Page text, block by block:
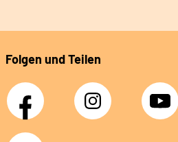
Folgen und Teilen
Facebook Instagram YouTube